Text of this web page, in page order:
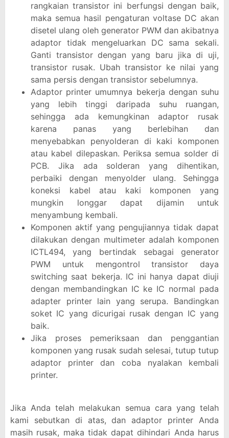
rangkaian transistor ini berfungsi dengan baik,
maka semua hasil pengaturan voltase DC akan
disetel ulang oleh generator PWM dan akibatnya
adaptor tidak mengeluarkan DC sama sekali.
Ganti transistor dengan yang baru jika di uji,
transistor rusak. Ubah transistor ke nilai yang
sama persis dengan transistor sebelumnya.
Adaptor printer umumnya bekerja dengan suhu
yang lebih tinggi daripada suhu ruangan,
sehingga ada kemungkinan adaptor rusak
karena panas yang berlebihan dan
menyebabkan penyolderan di kaki komponen
atau kabel dilepaskan. Periksa semua solder di
PCB. Jika ada solderan yang dihentikan,
perbaiki dengan menyolder ulang. Sehingga
koneksi kabel atau kaki komponen yang
mungkin longgar dapat dijamin untuk
menyambung kembali.
Komponen aktif yang pengujiannya tidak dapat
dilakukan dengan multimeter adalah komponen
ICTL494, yang bertindak sebagai generator
PWM untuk mengontrol transistor daya
switching saat bekerja. IC ini hanya dapat diuji
dengan membandingkan IC ke IC normal pada
adapter printer lain yang serupa. Bandingkan
soket IC yang dicurigai rusak dengan IC yang
baik.
Jika proses pemeriksaan dan penggantian
komponen yang rusak sudah selesai, tutup tutup
adaptor printer dan coba nyalakan kembali
printer.
Jika Anda telah melakukan semua cara yang telah
kami sebutkan di atas, dan adaptor printer Anda
masih rusak, maka tidak dapat dihindari Anda harus